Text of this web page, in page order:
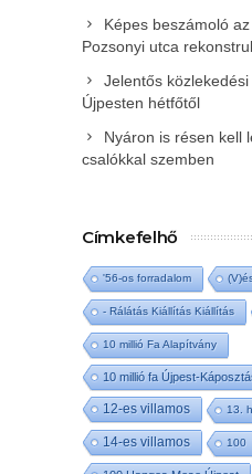
Képes beszámoló
Pozsonyi utca
Jelentős
Újpesten hétfőtől
Nyáron is résen kell
csalókkal szemben
Címkefelhő
'56-os forradalom
- Rálátás Kiállítás Kiállítás
10 millió Fa Alapítvány
10 millió fa Újpest-
12-es villamos 13.
14-es villamos 100